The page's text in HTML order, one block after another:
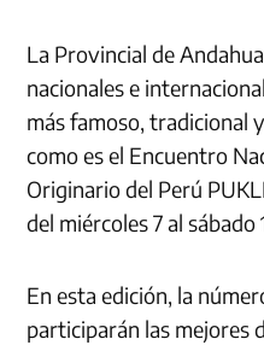
La Provincial de
nacionales e
más famoso, tradicional
como es el Encuentro
Originario del Perú
del miércoles 7 al sábado
En esta edición, la
participarán las mejores